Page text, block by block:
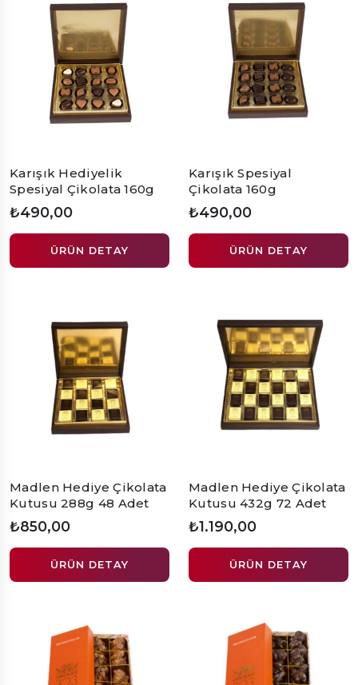
Karışık Hediyelik
Spesiyal Çikolata 160g
₺490,00
ÜRÜN DETAY
Karışık Spesiyal
Çikolata 160g
₺490,00
ÜRÜN DETAY
Madlen Hediye Çikolata
Kutusu 288g 48 Adet
₺850,00
ÜRÜN DETAY
Madlen Hediye Çikolata
Kutusu 432g 72 Adet
₺1.190,00
ÜRÜN DETAY